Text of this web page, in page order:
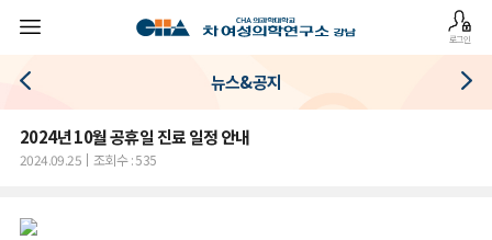
로그인
뉴스&공지
2024년 10월 공휴일 진료 일정 안내
2024.09.25 조회수 : 535